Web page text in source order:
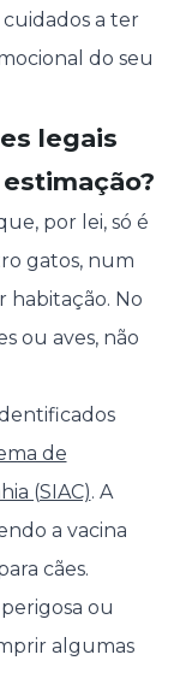
a ter
do seu
legais
por lei, só é
gatos, num
habitação. No
ou aves, não
de
(SIAC). A
a vacina
cães.
ou
algumas